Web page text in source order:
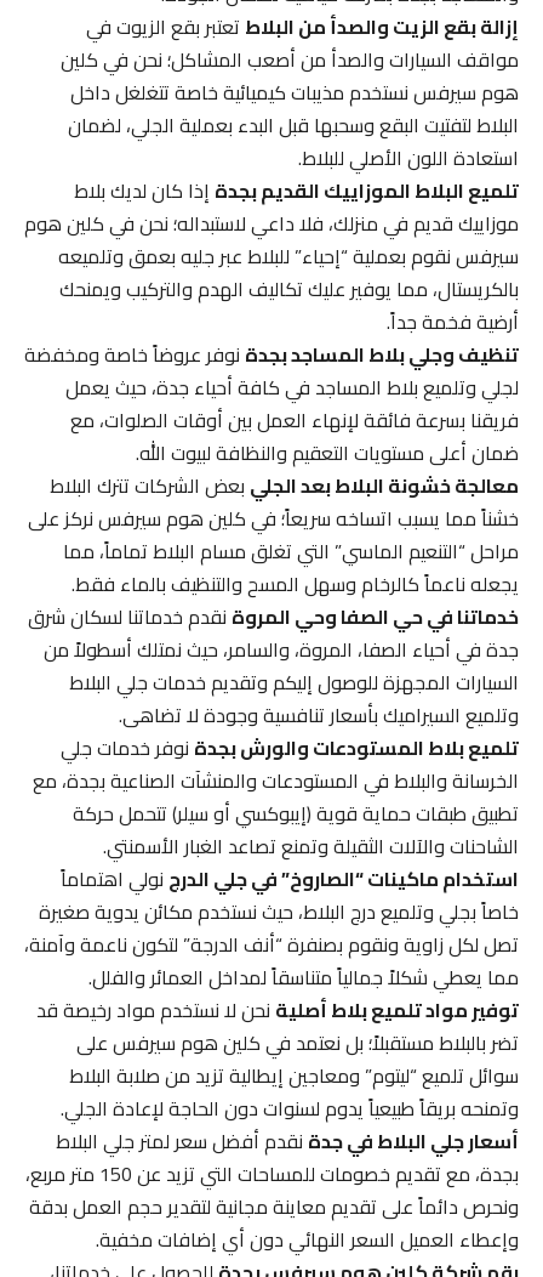
إزالة بقع الزيت والصدأ من البلاطتعتبر بقع الزيوت في
مواقف السيارات والصدأ من أصعب المشاكل؛ نحن في كلين
هوم سيرفس نستخدم مذيبات كيميائية خاصة تتغلغل داخل
البلاط لتفتيت البقع وسحبها قبل البدء بعملية الجلي، لضمان
استعادة اللون الأصلي للبلاط.
تلميع البلاط الموزاييك القديم بجدةإذا كان لديك بلاط
موزاييك قديم في منزلك، فلا داعي لاستبداله؛ نحن في كلين هوم
سيرفس نقوم بعملية “إحياء” للبلاط عبر جليه بعمق وتلميعه
بالكريستال، مما يوفير عليك تكاليف الهدم والتركيب ويمنحك
أرضية فخمة جداً.
تنظيف وجلي بلاط المساجد بجدةنوفر عروضاً خاصة ومخفضة
لجلي وتلميع بلاط المساجد في كافة أحياء جدة، حيث يعمل
فريقنا بسرعة فائقة لإنهاء العمل بين أوقات الصلوات، مع
ضمان أعلى مستويات التعقيم والنظافة لبيوت الله.
معالجة خشونة البلاط بعد الجليبعض الشركات تترك البلاط
خشناً مما يسبب اتساخه سريعاً؛ في كلين هوم سيرفس نركز على
مراحل “التنعيم الماسي” التي تغلق مسام البلاط تماماً، مما
يجعله ناعماً كالرخام وسهل المسح والتنظيف بالماء فقط.
خدماتنا في حي الصفا وحي المروةنقدم خدماتنا لسكان شرق
جدة في أحياء الصفا، المروة، والسامر، حيث نمتلك أسطولاً من
السيارات المجهزة للوصول إليكم وتقديم خدمات جلي البلاط
وتلميع السيراميك بأسعار تنافسية وجودة لا تضاهى.
تلميع بلاط المستودعات والورش بجدةنوفر خدمات جلي
الخرسانة والبلاط في المستودعات والمنشآت الصناعية بجدة، مع
تطبيق طبقات حماية قوية (إيبوكسي أو سيلر) تتحمل حركة
الشاحنات والآلات الثقيلة وتمنع تصاعد الغبار الأسمنتي.
استخدام ماكينات “الصاروخ” في جلي الدرجنولي اهتماماً
خاصاً بجلي وتلميع درج البلاط، حيث نستخدم مكائن يدوية صغيرة
تصل لكل زاوية ونقوم بصنفرة “أنف الدرجة” لتكون ناعمة وآمنة،
مما يعطي شكلاً جمالياً متناسقاً لمداخل العمائر والفلل.
توفير مواد تلميع بلاط أصليةنحن لا نستخدم مواد رخيصة قد
تضر بالبلاط مستقبلاً؛ بل نعتمد في كلين هوم سيرفس على
سوائل تلميع “ليتوم” ومعاجين إيطالية تزيد من صلابة البلاط
وتمنحه بريقاً طبيعياً يدوم لسنوات دون الحاجة لإعادة الجلي.
أسعار جلي البلاط في جدةنقدم أفضل سعر لمتر جلي البلاط
بجدة، مع تقديم خصومات للمساحات التي تزيد عن 150 متر مربع،
ونحرص دائماً على تقديم معاينة مجانية لتقدير حجم العمل بدقة
وإعطاء العميل السعر النهائي دون أي إضافات مخفية.